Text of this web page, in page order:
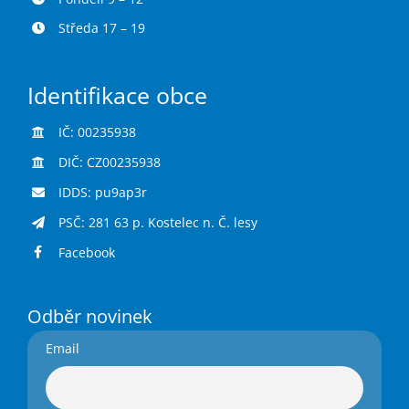
Středa 17 – 19
Identifikace obce
IČ: 00235938
DIČ: CZ00235938
IDDS: pu9ap3r
PSČ: 281 63 p. Kostelec n. Č. lesy
Facebook
Odběr novinek
Email